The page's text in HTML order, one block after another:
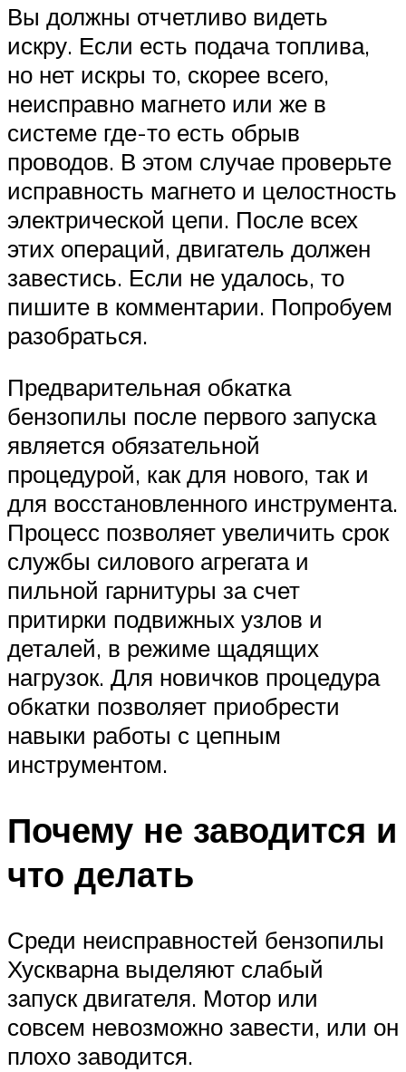
Вы должны отчетливо видеть
искру. Если есть подача топлива,
но нет искры то, скорее всего,
неисправно магнето или же в
системе где-то есть обрыв
проводов. В этом случае проверьте
исправность магнето и целостность
электрической цепи. После всех
этих операций, двигатель должен
завестись. Если не удалось, то
пишите в комментарии. Попробуем
разобраться.
Предварительная обкатка
бензопилы после первого запуска
является обязательной
процедурой, как для нового, так и
для восстановленного инструмента.
Процесс позволяет увеличить срок
службы силового агрегата и
пильной гарнитуры за счет
притирки подвижных узлов и
деталей, в режиме щадящих
нагрузок. Для новичков процедура
обкатки позволяет приобрести
навыки работы с цепным
инструментом.
Почему не заводится и
что делать
Среди неисправностей бензопилы
Хускварна выделяют слабый
запуск двигателя. Мотор или
совсем невозможно завести, или он
плохо заводится.